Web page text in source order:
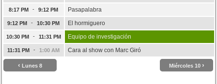
8:17 PM - 9:12 PM Pasapalabra
9:12 PM - 10:30 PM El hormiguero
10:30 PM - 11:31 PM Equipo de investigación
11:31 PM - 1:00 AM Cara al show con Marc Giró
‹ Lunes 8 Miércoles 10 ›